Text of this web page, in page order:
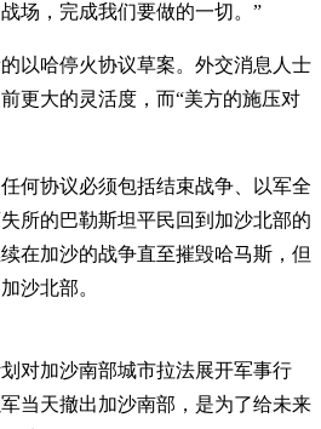
场，完成我们要做的一切。”
以哈停火协议草案。外交消息人士
更大的灵活度，而“美方的施压对
何协议必须包括结束战争、以军全
所的巴勒斯坦平民回到加沙北部的
在加沙的战争直至摧毁哈马斯，但
沙北部。
对加沙南部城市拉法展开军事行
当天撤出加沙南部，是为了给未来